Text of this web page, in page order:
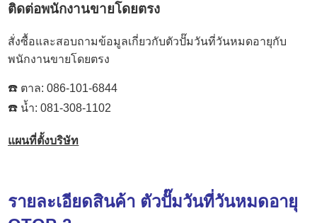
ติดต่อพนักงานขายโดยตรง
สั่งซื้อและสอบถามข้อมูลเกี่ยวกับตัวปั๊มวันที่วันหมดอายุกับ
พนักงานขายโดยตรง
☎️ ตาล:086-101-6844
☎️ น้ำ:081-308-1102
แผนที่ตั้งบริษัท
รายละเอียดสินค้า ตัวปั๊มวันที่วันหมดอายุ